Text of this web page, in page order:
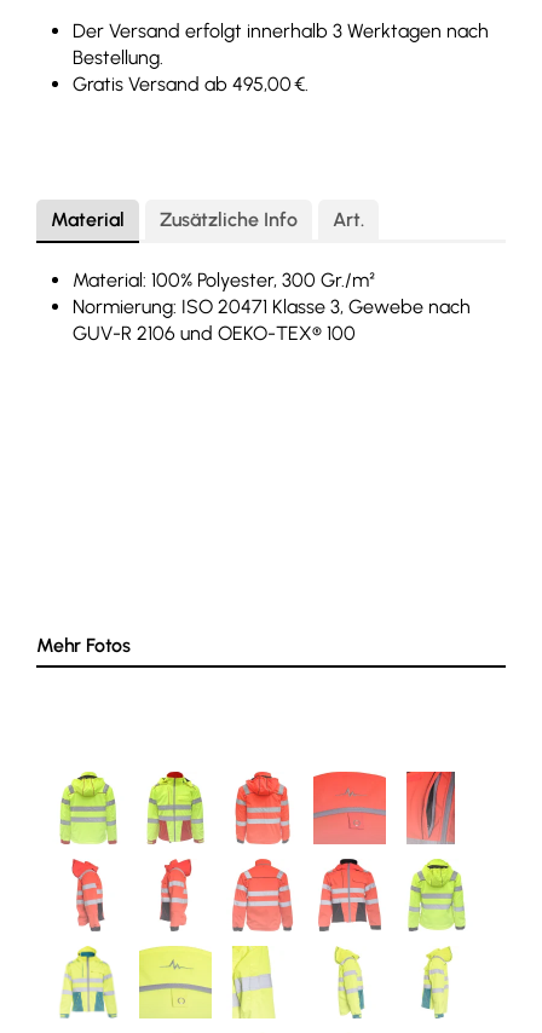
Der Versand erfolgt innerhalb 3 Werktagen nach
Bestellung.
Gratis Versand ab 495,00 €.
Material Zusätzliche Info Art.
Material: 100% Polyester, 300 Gr./m²
Normierung: ISO 20471 Klasse 3, Gewebe nach
GUV-R 2106 und OEKO-TEX® 100
Mehr Fotos